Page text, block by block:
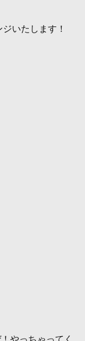
いたします！